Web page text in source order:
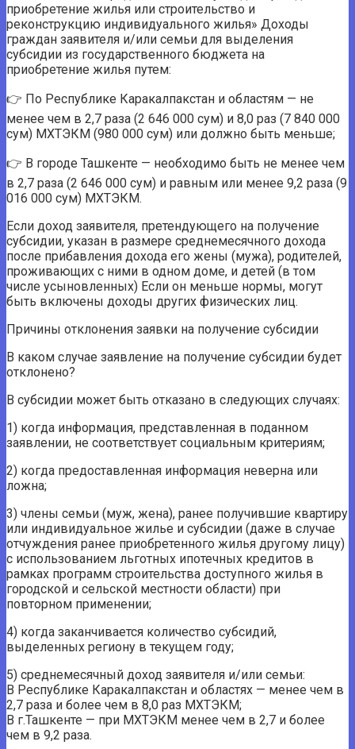
приобретение жилья или строительство и
реконструкцию индивидуального жилья» Доходы
граждан заявителя и/или семьи для выделения
субсидии из государственного бюджета на
приобретение жилья путем:
👉 По Республике Каракалпакстан и областям — не
менее чем в 2,7 раза (2 646 000 сум) и 8,0 раз (7 840 000
сум) МХТЭКМ (980 000 сум) или должно быть меньше;
👉 В городе Ташкенте — необходимо быть не менее чем
в 2,7 раза (2 646 000 сум) и равным или менее 9,2 раза (9
016 000 сум) МХТЭКМ.
Если доход заявителя, претендующего на получение
субсидии, указан в размере среднемесячного дохода
после прибавления дохода его жены (мужа), родителей,
проживающих с ними в одном доме, и детей (в том
числе усыновленных) Если он меньше нормы, могут
быть включены доходы других физических лиц.
Причины отклонения заявки на получение субсидии
В каком случае заявление на получение субсидии будет
отклонено?
В субсидии может быть отказано в следующих случаях:
1) когда информация, представленная в поданном
заявлении, не соответствует социальным критериям;
2) когда предоставленная информация неверна или
ложна;
3) члены семьи (муж, жена), ранее получившие квартиру
или индивидуальное жилье и субсидии (даже в случае
отчуждения ранее приобретенного жилья другому лицу)
с использованием льготных ипотечных кредитов в
рамках программ строительства доступного жилья в
городской и сельской местности области) при
повторном применении;
4) когда заканчивается количество субсидий,
выделенных региону в текущем году;
5) среднемесячный доход заявителя и/или семьи:
В Республике Каракалпакстан и областях — менее чем в
2,7 раза и более чем в 8,0 раз МХТЭКМ;
В г.Ташкенте — при МХТЭКМ менее чем в 2,7 и более
чем в 9,2 раза.